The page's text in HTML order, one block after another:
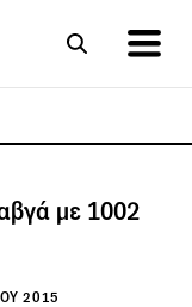
με 1002
2015